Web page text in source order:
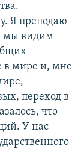
Я преподаю
мы видим
в мире и, мне
переход в
что
У нас